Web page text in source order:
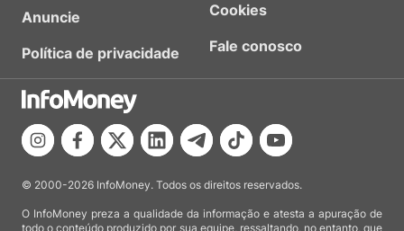
Anuncie
Política de privacidade
Cookies
Fale conosco
© 2000-2026 InfoMoney. Todos os direitos reservados.
O InfoMoney preza a qualidade da informação e atesta a apuração de
todo o conteúdo produzido por sua equipe, ressaltando, no entanto, que